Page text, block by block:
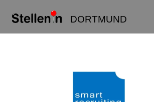
DORTMUND